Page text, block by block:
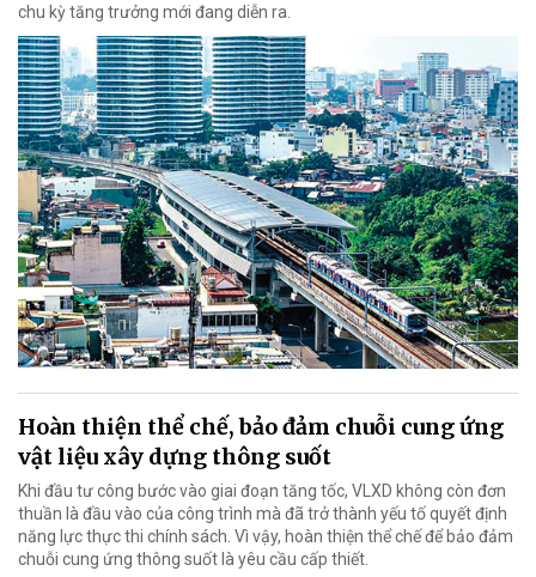
chu kỳ tăng trưởng mới đang diễn ra.
Hoàn thiện thể chế, bảo đảm chuỗi cung ứng
vật liệu xây dựng thông suốt
Khi đầu tư công bước vào giai đoạn tăng tốc, VLXD không còn đơn
thuần là đầu vào của công trình mà đã trở thành yếu tố quyết định
năng lực thực thi chính sách. Vì vậy, hoàn thiện thể chế để bảo đảm
chuỗi cung ứng thông suốt là yêu cầu cấp thiết.